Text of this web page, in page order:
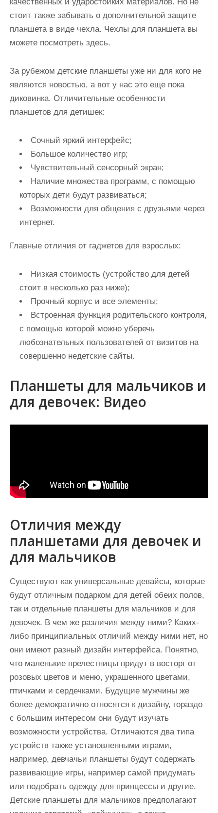
стоит также забывать о дополнительной защите
планшета в виде чехла. Чехлы для планшета вы
можете посмотреть здесь.
За рубежом детские планшеты уже ни для кого не
являются новостью, а вот у нас это еще пока
диковинка. Отличительные особенности
планшетов для детишек:
Сочный яркий интерфейс;
Большое количество игр;
Чувствительный сенсорный экран;
Наличие множества программ, с помощью
которых дети будут развиваться;
Возможности для общения с друзьями через
интернет.
Главные отличия от гаджетов для взрослых:
Низкая стоимость (устройство для детей
стоит в несколько раз ниже);
Прочный корпус и все элементы;
Встроенная функция родительского контроля,
с помощью которой можно уберечь
любознательных пользователей от визитов на
совершенно недетские сайты.
Планшеты для мальчиков и
для девочек: Видео
Отличия между
планшетами для девочек и
для мальчиков
Существуют как универсальные девайсы, которые
будут отличным подарком для детей обеих полов,
так и отдельные планшеты для мальчиков и для
девочек. В чем же различия между ними? Каких-
либо принципиальных отличий между ними нет, но
они имеют разный дизайн интерфейса. Понятно,
что маленькие прелестницы придут в восторг от
розовых цветов и меню, украшенного цветами,
птичками и сердечками. Будущие мужчины же
более демократично относятся к дизайну, гораздо
с большим интересом они будут изучать
возможности устройства. Отличаются два типа
устройств также установленными играми,
например, девчачьи планшеты будут содержать
развивающие игры, например самой придумать
или подобрать одежду для принцессы и другие.
Детские планшеты для мальчиков предполагают